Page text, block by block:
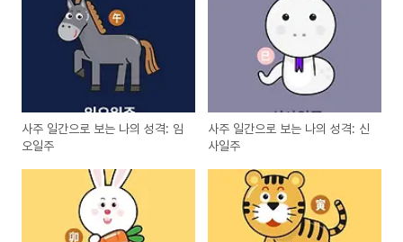
사주 일간으로 보는 나의 성격: 임
오일주
사주 일간으로 보는 나의 성격: 신
사일주